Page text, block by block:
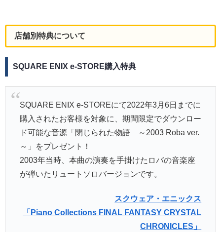
店舗別特典について
SQUARE ENIX e-STORE購入特典
SQUARE ENIX e-STOREにて2022年3月6日までに
購入されたお客様を対象に、期間限定でダウンロー
ド可能な音源「閉じられた物語 ～2003 Roba ver.
～」をプレゼント！
2003年当時、本曲の演奏を手掛けたロバの音楽座
が弾いたリュートソロバージョンです。
スクウェア・エニックス
「Piano Collections FINAL FANTASY CRYSTAL
CHRONICLES」